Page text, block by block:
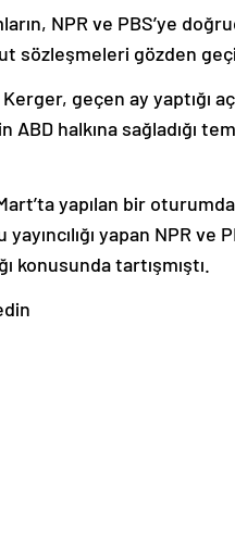
NPR ve PBS’ye
sözleşmeleri gözden
geçen ay yaptığı
ABD halkına sağladığı
yapılan bir
yapan NPR
konusunda tartışmıştı.